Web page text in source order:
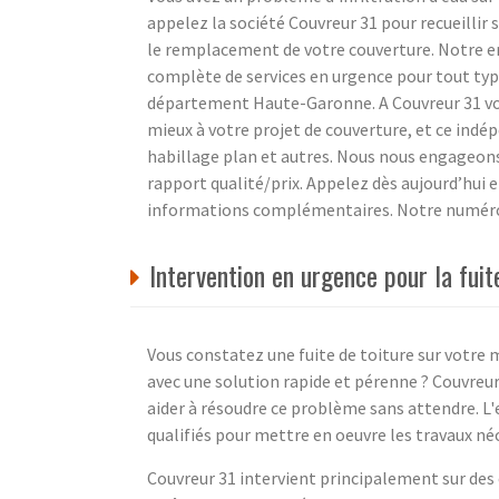
appelez la société Couvreur 31 pour
le remplacement de votre couverture. Notre
complète de services en urgence pour tout
département Haute-Garonne. A Couvreur 31
mieux à votre projet de couverture, et ce
habillage plan et autres. Nous nous
rapport qualité/prix. Appelez dès aujourd’hui
informations complémentaires. Notre
Intervention en urgence pour la
Vous constatez une fuite de toiture sur votre
avec une solution rapide et pérenne ?
aider à résoudre ce problème sans attendre.
qualifiés pour mettre en oeuvre les travaux
Couvreur 31 intervient principalement sur des